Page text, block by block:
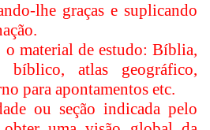
lhe graças e suplicando
o material de estudo: Bíblia,
bíblico, atlas geográfico,
para apontamentos etc.
ou seção indicada pelo